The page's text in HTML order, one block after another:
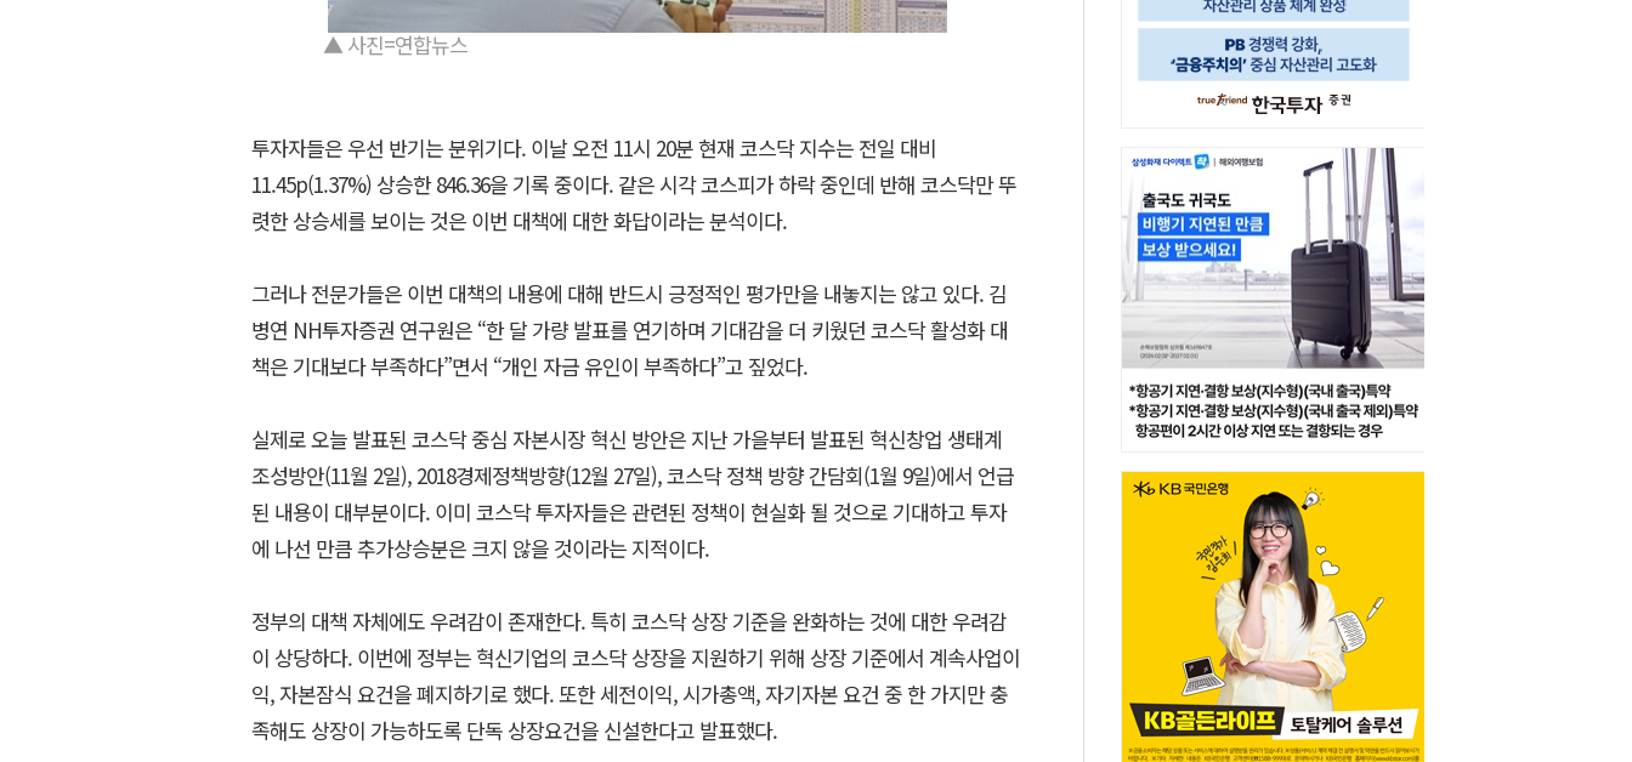
▲ 사진=연합뉴스
투자자들은 우선 반기는 분위기다. 이날 오전 11시 20분 현재 코스닥 지수는 전일 대비
11.45p(1.37%) 상승한 846.36을 기록 중이다. 같은 시각 코스피가 하락 중인데 반해 코스닥만 뚜
렷한 상승세를 보이는 것은 이번 대책에 대한 화답이라는 분석이다.
그러나 전문가들은 이번 대책의 내용에 대해 반드시 긍정적인 평가만을 내놓지는 않고 있다. 김
병연 NH투자증권 연구원은 “한 달 가량 발표를 연기하며 기대감을 더 키웠던 코스닥 활성화 대
책은 기대보다 부족하다”면서 “개인 자금 유인이 부족하다”고 짚었다.
실제로 오늘 발표된 코스닥 중심 자본시장 혁신 방안은 지난 가을부터 발표된 혁신창업 생태계
조성방안(11월 2일), 2018경제정책방향(12월 27일), 코스닥 정책 방향 간담회(1월 9일)에서 언급
된 내용이 대부분이다. 이미 코스닥 투자자들은 관련된 정책이 현실화 될 것으로 기대하고 투자
에 나선 만큼 추가상승분은 크지 않을 것이라는 지적이다.
정부의 대책 자체에도 우려감이 존재한다. 특히 코스닥 상장 기준을 완화하는 것에 대한 우려감
이 상당하다. 이번에 정부는 혁신기업의 코스닥 상장을 지원하기 위해 상장 기준에서 계속사업이
익, 자본잠식 요건을 폐지하기로 했다. 또한 세전이익, 시가총액, 자기자본 요건 중 한 가지만 충
족해도 상장이 가능하도록 단독 상장요건을 신설한다고 발표했다.